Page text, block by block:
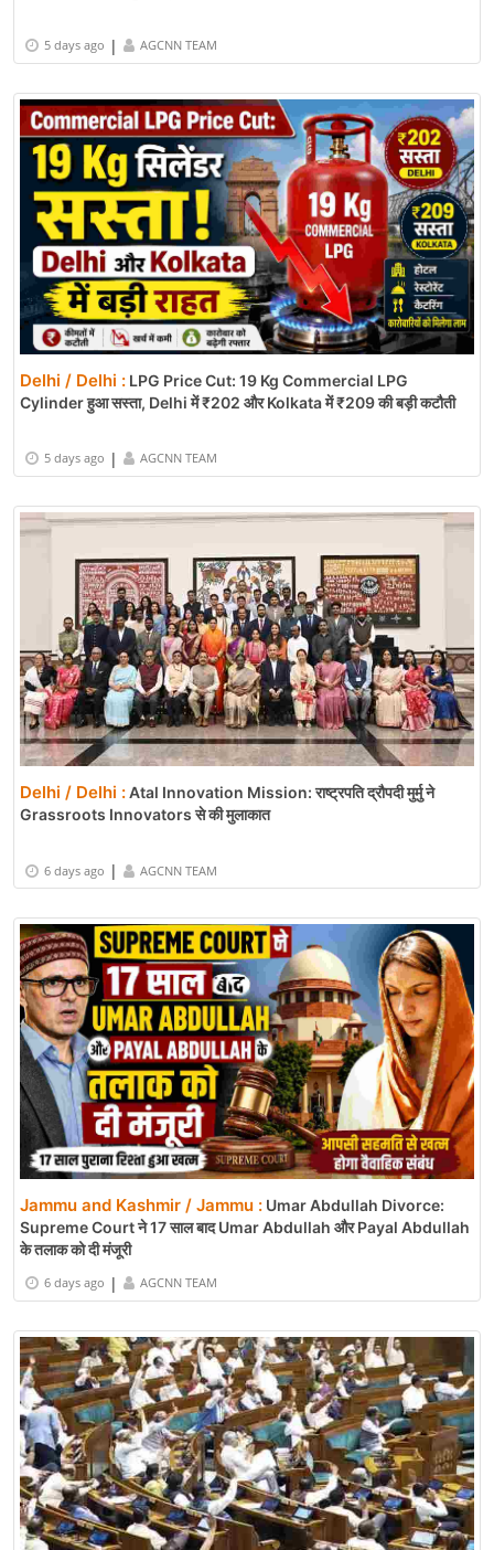
5 days ago | AGCNN TEAM
Delhi / Delhi : LPG Price Cut: 19 Kg Commercial LPG
Cylinder हुआ सस्ता, Delhi में ₹202 और Kolkata में ₹209 की बड़ी कटौती
5 days ago | AGCNN TEAM
Delhi / Delhi :Atal Innovation Mission: राष्ट्रपति द्रौपदी मुर्मु ने
Grassroots Innovators से की मुलाकात
6 days ago | AGCNN TEAM
Jammu and Kashmir / Jammu : Umar Abdullah Divorce:
Supreme Court ने 17 साल बाद Umar Abdullah और Payal Abdullah
के तलाक को दी मंजूरी
6 days ago | AGCNN TEAM